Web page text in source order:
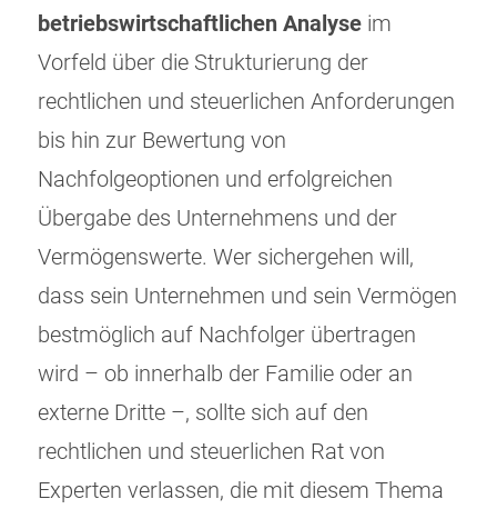
betriebswirtschaftlichen Analyse im
Vorfeld über die Strukturierung der
rechtlichen und steuerlichen Anforderungen
bis hin zur Bewertung von
Nachfolgeoptionen und erfolgreichen
Übergabe des Unternehmens und der
Vermögenswerte. Wer sichergehen will,
dass sein Unternehmen und sein Vermögen
bestmöglich auf Nachfolger übertragen
wird – ob innerhalb der Familie oder an
externe Dritte –, sollte sich auf den
rechtlichen und steuerlichen Rat von
Experten verlassen, die mit diesem Thema